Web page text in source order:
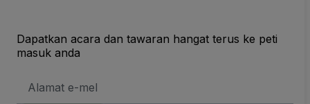
Dapatkan acara dan tawaran hangat terus ke peti
masuk anda
E-